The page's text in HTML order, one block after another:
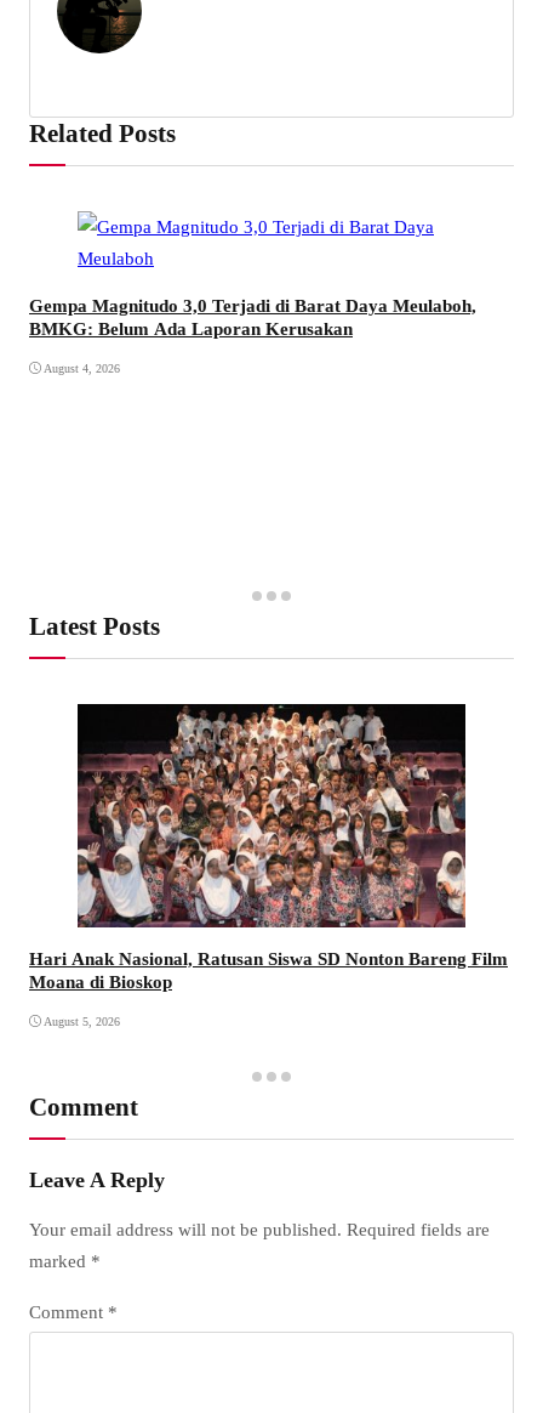
Related Posts
Gempa Magnitudo 3,0 Terjadi di Barat Daya Meulaboh,
BMKG: Belum Ada Laporan Kerusakan
August 4, 2026
Latest Posts
Hari Anak Nasional, Ratusan Siswa SD Nonton Bareng Film
Moana di Bioskop
August 5, 2026
Comment
Leave A Reply
Your email address will not be published. Required fields are
marked *
Comment *